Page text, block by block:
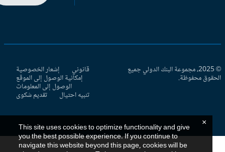
© 2025، مجموعة البنك الدولي جميع
محفوظة.
قانوني إشعار الخصوصية
إمكانية الوصول إلى الموقع
الوصول إلى المعلومات
تنبيه احتيال تقديم شكوى
This site uses cookies to optimize functionality and give
you the best possible experience. If you continue to
navigate this website beyond this page, cookies will be